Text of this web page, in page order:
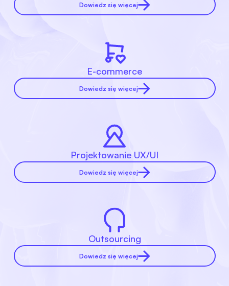
Dowiedz się więcej
E-commerce
Dowiedz się więcej
Projektowanie UX/UI
Dowiedz się więcej
Outsourcing
Dowiedz się więcej